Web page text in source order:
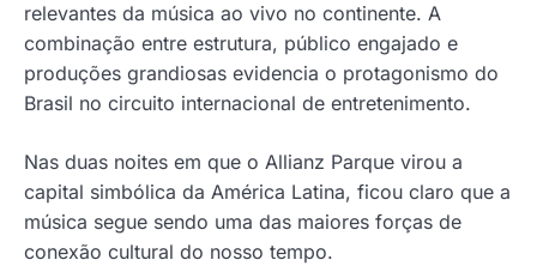
relevantes da música ao vivo no continente. A
combinação entre estrutura, público engajado e
produções grandiosas evidencia o protagonismo do
Brasil no circuito internacional de entretenimento.
Nas duas noites em que o Allianz Parque virou a
capital simbólica da América Latina, ficou claro que a
música segue sendo uma das maiores forças de
conexão cultural do nosso tempo.